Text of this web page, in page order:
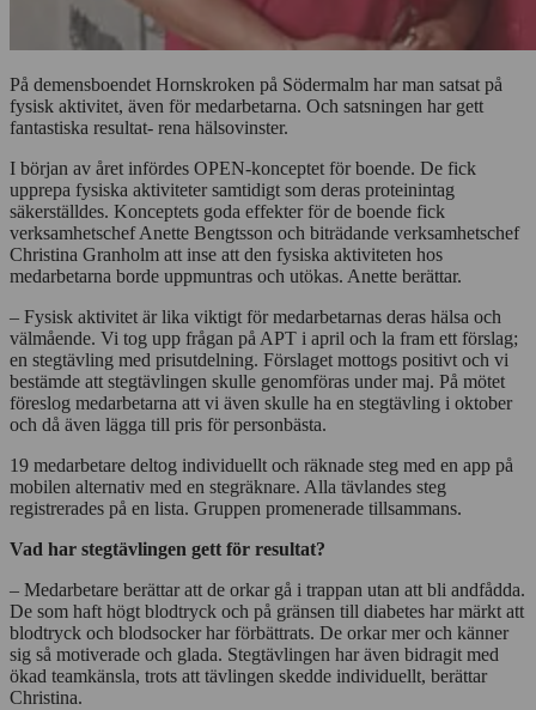
På demensboendet Hornskroken på Södermalm har man satsat på
fysisk aktivitet, även för medarbetarna. Och satsningen har gett
fantastiska resultat- rena hälsovinster.
I början av året infördes OPEN-konceptet för boende. De fick
upprepa fysiska aktiviteter samtidigt som deras proteinintag
säkerställdes. Konceptets goda effekter för de boende fick
verksamhetschef Anette Bengtsson och biträdande verksamhetschef
Christina Granholm att inse att den fysiska aktiviteten hos
medarbetarna borde uppmuntras och utökas. Anette berättar.
– Fysisk aktivitet är lika viktigt för medarbetarnas deras hälsa och
välmående. Vi tog upp frågan på APT i april och la fram ett förslag;
en stegtävling med prisutdelning. Förslaget mottogs positivt och vi
bestämde att stegtävlingen skulle genomföras under maj. På mötet
föreslog medarbetarna att vi även skulle ha en stegtävling i oktober
och då även lägga till pris för personbästa.
19 medarbetare deltog individuellt och räknade steg med en app på
mobilen alternativ med en stegräknare. Alla tävlandes steg
registrerades på en lista. Gruppen promenerade tillsammans.
Vad har stegtävlingen gett för resultat?
– Medarbetare berättar att de orkar gå i trappan utan att bli andfådda.
De som haft högt blodtryck och på gränsen till diabetes har märkt att
blodtryck och blodsocker har förbättrats. De orkar mer och känner
sig så motiverade och glada. Stegtävlingen har även bidragit med
ökad teamkänsla, trots att tävlingen skedde individuellt, berättar
Christina.